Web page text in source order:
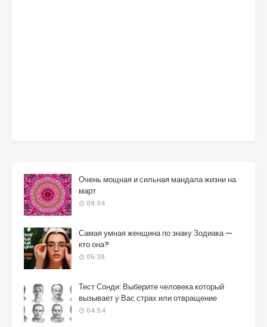
Очень мощная и сильная мандала жизни на
март
09:34
Самая умная женщина по знаку Зодиака —
кто она?
05:38
Тест Сонди: Выберите человека который
вызывает у Вас страх или отвращение
04:54